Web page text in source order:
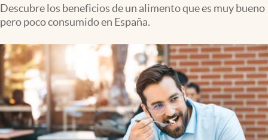
Descubre los beneficios de un alimento que es muy bueno
pero poco consumido en España.